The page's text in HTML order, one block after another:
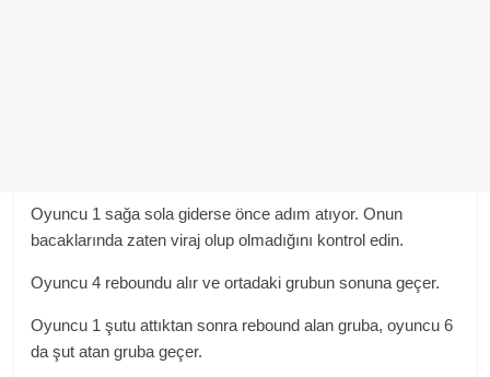
Oyuncu 1 sağa sola giderse önce adım atıyor. Onun
bacaklarında zaten viraj olup olmadığını kontrol edin.
Oyuncu 4 reboundu alır ve ortadaki grubun sonuna geçer.
Oyuncu 1 şutu attıktan sonra rebound alan gruba, oyuncu 6
da şut atan gruba geçer.